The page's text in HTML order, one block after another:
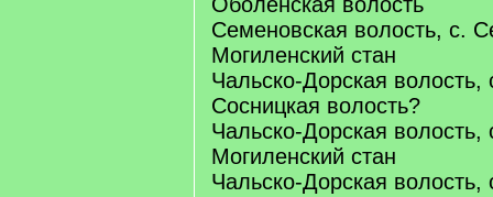
Семеновская волость, с.
Могиленский стан
Чальско-Дорская волость,
Сосницкая волость?
Чальско-Дорская волость,
Могиленский стан
Чальско-Дорская